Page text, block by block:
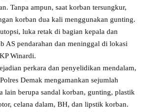
Tanpa ampun, saat korban tersungkur,
korban dua kali menggunakan gunting.
luka retak di bagian kepala dan
AS pendarahan dan meninggal di lokasi
Winardi.
perkara dan penyelidikan mendalam,
Demak mengamankan sejumlah
lain berupa sandal korban, gunting, plastik
celana dalam, BH, dan lipstik korban.